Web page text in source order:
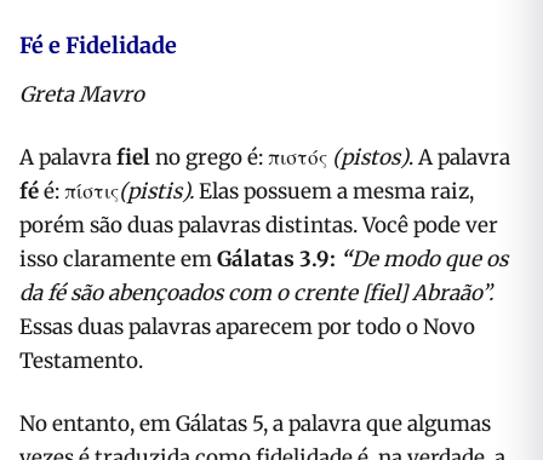
Fé e Fidelidade
Greta Mavro
A palavrafielno grego é: πιστός (pistos). A palavra
féé: πίστις(pistis).Elas possuem a mesma raiz,
porém são duas palavras distintas. Você pode ver
isso claramente emGálatas 3.9: “De modo que os
da fé são abençoados com o crente [fiel] Abraão”.
Essas duas palavras aparecem por todo o Novo
Testamento.
No entanto, em Gálatas 5, a palavra que algumas